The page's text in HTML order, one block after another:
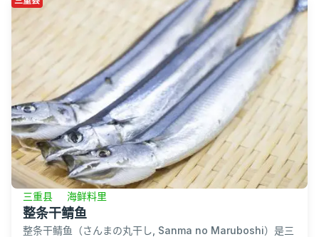
三重县 海鲜料里
整条干鲭鱼
整条干鲭鱼（さんまの丸干し, Sanma no Maruboshi）是三